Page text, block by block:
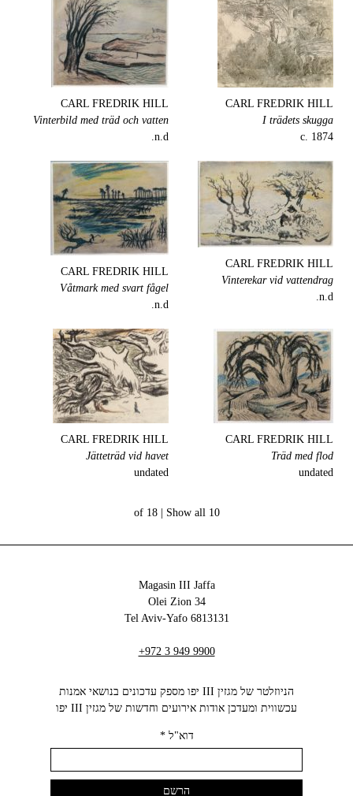
CARL FREDRIK HILL
I trädets skugga
c. 1874
CARL FREDRIK HILL
Vinterbild med träd och vatten
n.d.
CARL FREDRIK HILL
Vinterekar vid vattendrag
n.d.
CARL FREDRIK HILL
Våtmark med svart fågel
n.d.
CARL FREDRIK HILL
Träd med flod
undated
CARL FREDRIK HILL
Jätteträd vid havet
undated
10 of 18 |
Show all
Magasin III Jaffa
34 Olei Zion
6813131 Tel Aviv-Yafo
+972 3 949 9900
הניוזלטר של מגזין III יפו מספק עדכונים בנושאי אמנות
עכשווית ומעדכן אודות אירועים וחדשות של מגזין III יפו‬
דוא"ל*